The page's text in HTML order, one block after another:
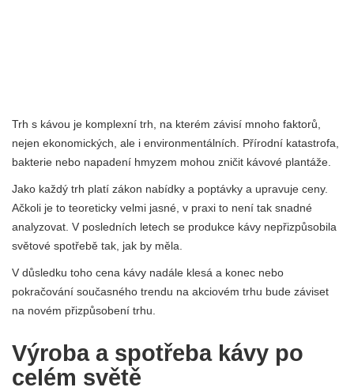
Trh s kávou je komplexní trh, na kterém závisí mnoho faktorů,
nejen ekonomických, ale i environmentálních. Přírodní katastrofa,
bakterie nebo napadení hmyzem mohou zničit kávové plantáže.
Jako každý trh platí zákon nabídky a poptávky a upravuje ceny.
Ačkoli je to teoreticky velmi jasné, v praxi to není tak snadné
analyzovat. V posledních letech se produkce kávy nepřizpůsobila
světové spotřebě tak, jak by měla.
V důsledku toho cena kávy nadále klesá a konec nebo
pokračování současného trendu na akciovém trhu bude záviset
na novém přizpůsobení trhu.
Výroba a spotřeba kávy po
celém světě